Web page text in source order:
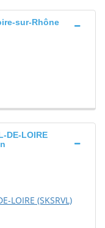
sur-Rhône
DE-LOIRE
LOIRE (SKSRVL)